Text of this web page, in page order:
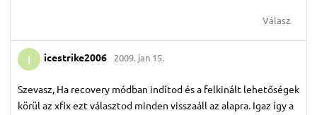
Válasz
I icestrike2006 2009. jan 15.
Szevasz, Ha recovery módban indítod és a felkinált lehetőségek
körül az xfix ezt választod minden visszaáll az alapra. Igaz így a